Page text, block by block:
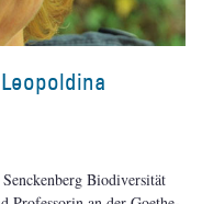
Biodiversität